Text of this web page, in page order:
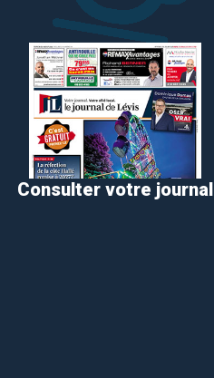
Consulter votre journal